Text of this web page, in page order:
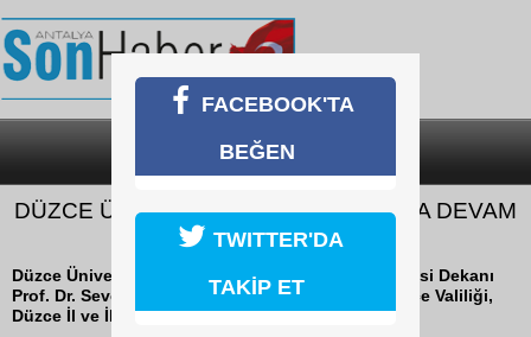
SON DAKİKA
DÜZCE ÜNİVERSİTESİ ÖNCÜ OLMAYA DEVAM
EDİYOR
Düzce Üniversitesi Ziraat ve Doğa Bilimleri Fakültesi Dekanı
Prof. Dr. Sevcan Öztemiz koordinatörlüğünde Düzce Valiliği,
Düzce İl ve İlçe Gıda Tarım...
FACEBOOK'TA
BEĞEN
TWITTER'DA
TAKİP ET